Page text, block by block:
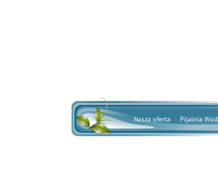
Nasza oferta Pijalnia Wód